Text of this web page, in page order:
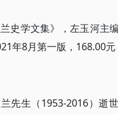
兰史学文集》，左玉河主
年8月第一版，168.00元
先生（1953-2016）逝